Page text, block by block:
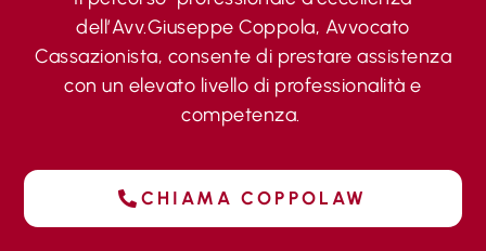
dell’Avv.Giuseppe Coppola, Avvocato
Cassazionista, consente di prestare assistenza
con un elevato livello di professionalità e
competenza.
CHIAMA COPPOLAW